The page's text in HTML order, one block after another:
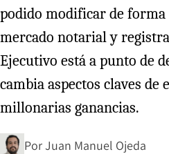
podido modificar de
mercado notarial y
Ejecutivo está a punto de
cambia aspectos claves de
millonarias ganancias.
PorJuan Manuel Ojeda